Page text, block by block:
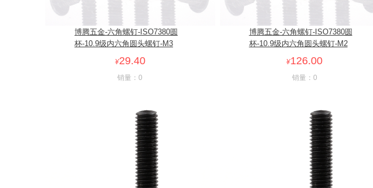
博腾五金-六角螺钉-ISO7380圆
杯-10.9级内六角圆头螺钉-M3
¥29.40
销量：0
博腾五金-六角螺钉-ISO7380圆
杯-10.9级内六角圆头螺钉-M2
¥126.00
销量：0